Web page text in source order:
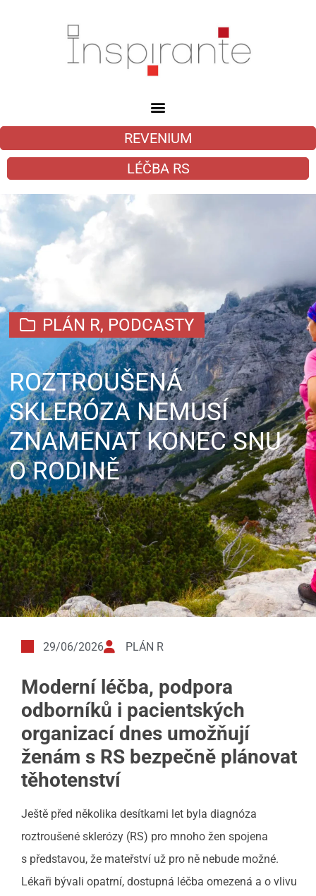
REVENIUM
LÉČBA RS
PLÁN R, PODCASTY
ROZTROUŠENÁ
SKLERÓZA NEMUSÍ
ZNAMENAT KONEC SNU
O RODINĚ
29/06/2026 PLÁN R
Moderní léčba, podpora
odborníků i pacientských
organizací dnes umožňují
ženám s RS bezpečně plánovat
těhotenství
Ještě před několika desítkami let byla diagnóza
roztroušené sklerózy (RS) pro mnoho žen spojena
s představou, že mateřství už pro ně nebude možné.
Lékaři bývali opatrní, dostupná léčba omezená a o vlivu